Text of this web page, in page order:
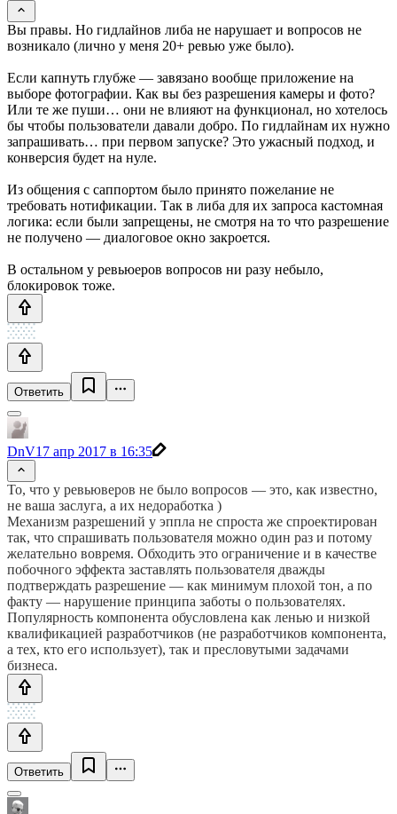
Вы правы. Но гидлайнов либа не нарушает и вопросов не
возникало (лично у меня 20+ ревью уже было).
Если капнуть глубже — завязано вообще приложение на
выборе фотографии. Как вы без разрешения камеры и фото?
Или те же пуши… они не влияют на функционал, но хотелось
бы чтобы пользователи давали добро. По гидлайнам их нужно
запрашивать… при первом запуске? Это ужасный подход, и
конверсия будет на нуле.
Из общения с саппортом было принято пожелание не
требовать нотификации. Так в либа для их запроса кастомная
логика: если были запрещены, не смотря на то что разрешение
не получено — диалоговое окно закроется.
В остальном у ревьюеров вопросов ни разу небыло,
блокировок тоже.
Ответить
DnV17 апр 2017 в 16:35
То, что у ревьюверов не было вопросов — это, как известно,
не ваша заслуга, а их недоработка )
Механизм разрешений у эппла не спроста же спроектирован
так, что спрашивать пользователя можно один раз и потому
желательно вовремя. Обходить это ограничение и в качестве
побочного эффекта заставлять пользователя дважды
подтверждать разрешение — как минимум плохой тон, а по
факту — нарушение принципа заботы о пользователях.
Популярность компонента обусловлена как ленью и низкой
квалификацией разработчиков (не разработчиков компонента,
а тех, кто его использует), так и пресловутыми задачами
бизнеса.
Ответить